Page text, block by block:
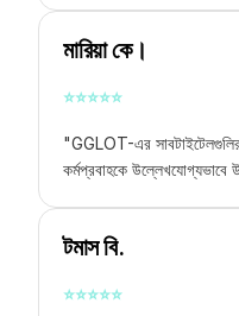
মারিয়া কে।
⭐⭐⭐⭐⭐
"GGLOT-এর
কর্মপ্রবাহকে
টমাস বি.
⭐⭐⭐⭐⭐